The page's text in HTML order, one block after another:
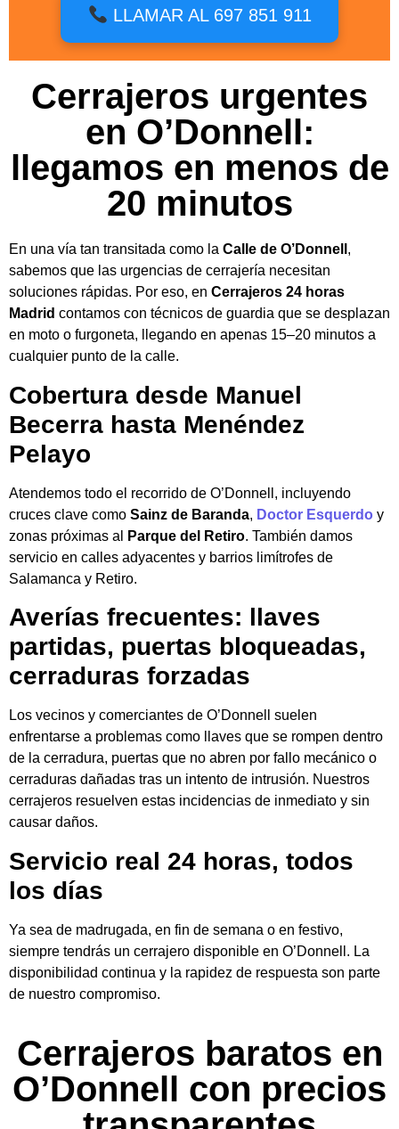
LLAMAR AL 697 851 911
Cerrajeros urgentes
en O’Donnell:
llegamos en menos de
20 minutos
En una vía tan transitada como la Calle de O’Donnell ,
sabemos que las urgencias de cerrajería necesitan
soluciones rápidas. Por eso, en Cerrajeros 24 horas
Madrid contamos con técnicos de guardia que se desplazan
en moto o furgoneta, llegando en apenas 15–20 minutos a
cualquier punto de la calle.
Cobertura desde Manuel
Becerra hasta Menéndez
Pelayo
Atendemos todo el recorrido de O’Donnell, incluyendo
cruces clave como Sainz de Baranda, Doctor Esquerdo y
zonas próximas al
Parque del Retiro. También damos
servicio en calles adyacentes y barrios limítrofes de
Salamanca y Retiro.
Averías frecuentes: llaves
partidas, puertas bloqueadas,
cerraduras forzadas
Los vecinos y comerciantes de O’Donnell suelen
enfrentarse a problemas como llaves que se rompen dentro
de la cerradura, puertas que no abren por fallo mecánico o
cerraduras dañadas tras un intento de intrusión. Nuestros
cerrajeros resuelven estas incidencias de inmediato y sin
causar daños.
Servicio real 24 horas, todos
los días
Ya sea de madrugada, en fin de semana o en festivo,
siempre tendrás un cerrajero disponible en O’Donnell. La
disponibilidad continua y la rapidez de respuesta son parte
de nuestro compromiso.
Cerrajeros baratos en
O’Donnell con precios